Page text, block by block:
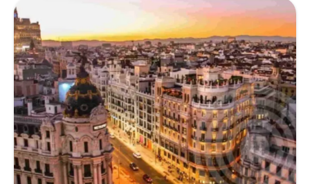
de
Seguros
Auto
LATAM
2026
–
Inovação
e
o
Futuro
dos
Seguros
Automotivos